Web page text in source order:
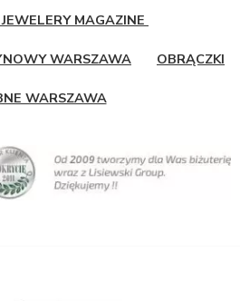
MAGAZINE
WARSZAWA OBRĄCZKI
WARSZAWA